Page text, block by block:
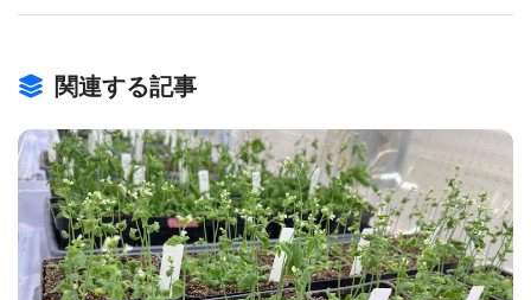
学エネルギーに変換する光合成や、地球規模炭素循
などの基礎生物学研究を重点にしており、この研究
論文に述べられているようなモデルの作成は、ミト
コンドリア融合や植物、真菌類、藻類など真核生物
種相互間の遺伝子伝播の起源と機序についてさらに
詳しく解明する上で研究のフレームワークを向上さ
せることになる。また、この研究論文に述べられて
関連する記事
BIOMARKET JP